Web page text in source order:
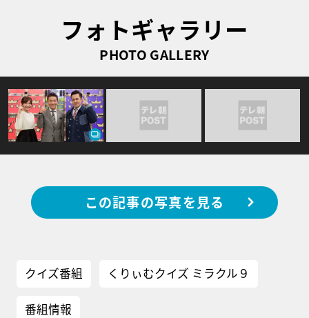
フォトギャラリー
PHOTO GALLERY
この記事の写真を見る
クイズ番組 くりぃむクイズ ミラクル９
番組情報